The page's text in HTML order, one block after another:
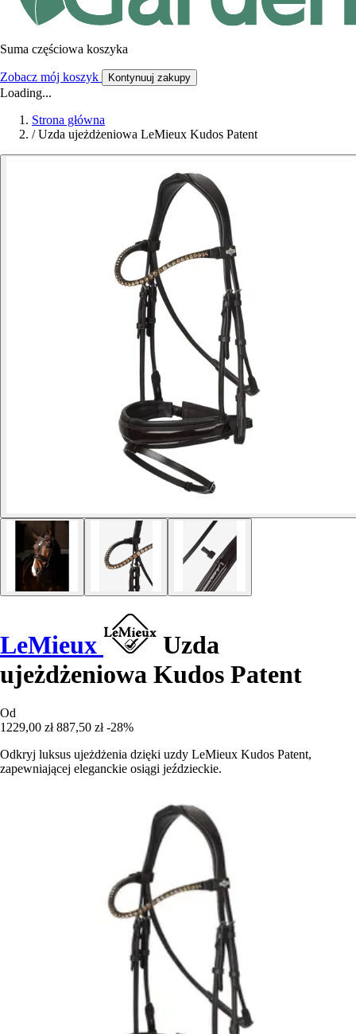
Suma częściowa koszyka
Zobacz mój koszyk Kontynuuj zakupy
Loading...
Strona główna
/ Uzda ujeżdżeniowa LeMieux Kudos Patent
LeMieux
Uzda
ujeżdżeniowa Kudos Patent
Od
1229,00 zł 887,50 zł -28%
Odkryj luksus ujeżdżenia dzięki uzdy LeMieux Kudos Patent,
zapewniającej eleganckie osiągi jeździeckie.